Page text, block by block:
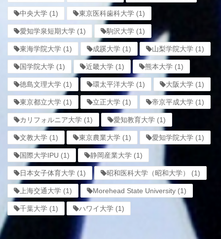
中央大学 (1) 東京医科歯科大学 (1)
愛知学泉短期大学 (1) 駒沢大学 (1)
東海学院大学 (1) 成蹊大学 (1) 山梨学院大学 (1)
国学院大学 (1) 近畿大学 (1) 熊本大学 (1)
徳島文理大学 (1) 環太平洋大学 (1) 大阪大学 (1)
東京都立大学 (1) 立正大学 (1) 帝京平成大学 (1)
カリフォルニア大学 (1) 愛知教育大学 (1)
文教大学 (1) 東京農業大学 (1) 愛知学院大学 (1)
国際大学IPU (1) 静岡産業大学 (1)
日本女子体育大学 (1) 昭和医科大学（昭和大学） (1)
上海交通大学 (1) Morehead State University (1)
千葉大学 (1) ハワイ大学 (1)